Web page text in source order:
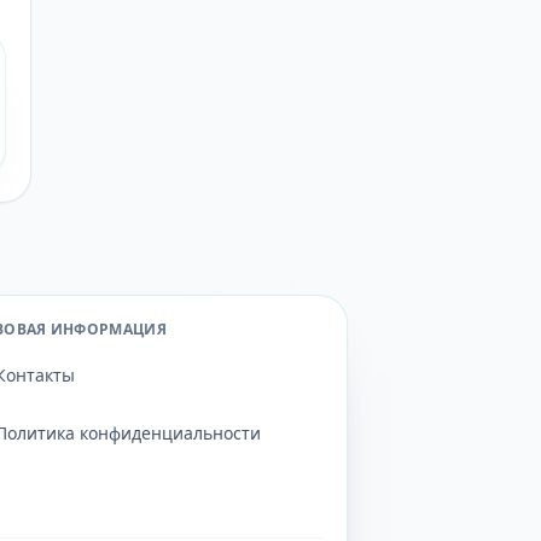
ИНФОРМАЦИЯ
конфиденциальности